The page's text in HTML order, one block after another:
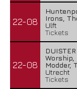
22-08
Irons,
Ulft
Tickets
22-08
Worship,
Modder,
Utrecht
Tickets